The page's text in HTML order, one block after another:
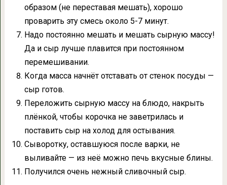
образом (не переставая мешать), хорошо
проварить эту смесь около 5-7 минут.
Надо постоянно мешать и мешать сырную массу!
Да и сыр лучше плавится при постоянном
перемешивании.
Когда масса начнёт отставать от стенок посуды —
сыр готов.
Переложить сырную массу на блюдо, накрыть
плёнкой, чтобы корочка не заветрилась и
поставить сыр на холод для остывания.
Сыворотку, оставшуюся после варки, не
выливайте — из неё можно печь вкусные блины.
Получился очень нежный сливочный сыр.